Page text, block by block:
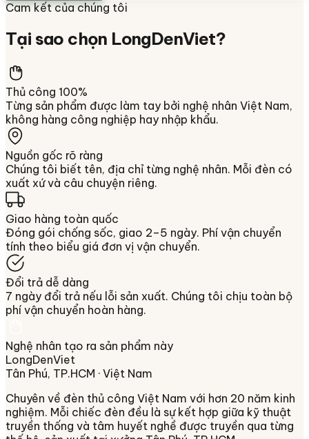
Cam kết của chúng tôi
Tại sao chọn LongDenViet?
Thủ công 100%
Từng sản phẩm được làm tay bởi nghệ nhân Việt Nam,
không hàng công nghiệp hay nhập khẩu.
Nguồn gốc rõ ràng
Chúng tôi biết tên, địa chỉ từng nghệ nhân. Mỗi đèn có
xuất xứ và câu chuyện riêng.
Giao hàng toàn quốc
Đóng gói chống sốc, giao 2–5 ngày. Phí vận chuyển
tính theo biểu giá đơn vị vận chuyển.
Đổi trả dễ dàng
7 ngày đổi trả nếu lỗi sản xuất. Chúng tôi chịu toàn bộ
phí vận chuyển hoàn hàng.
Nghệ nhân tạo ra sản phẩm này
LongDenViet
Tân Phú, TP.HCM · Việt Nam
Chuyên về đèn thủ công Việt Nam với hơn 20 năm kinh
nghiệm. Mỗi chiếc đèn đều là sự kết hợp giữa kỹ thuật
truyền thống và tâm huyết nghề được truyền qua từng